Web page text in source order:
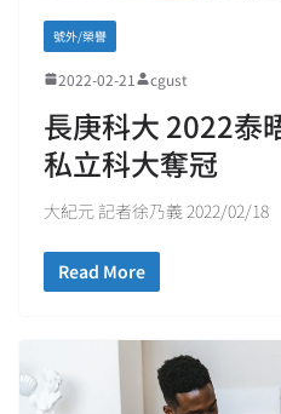
號外/榮譽
2022-02-21 cgust
長庚科大 2022泰
私立科大奪冠
大紀元 記者徐乃義 2022/02/18
Read More